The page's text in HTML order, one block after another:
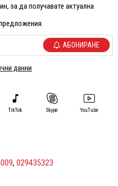
за да получавате актуална
АБОНИРАНЕ
данни
TikTok Skype YouTube
, 029435323